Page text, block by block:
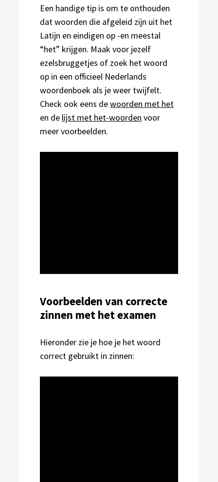
Een handige tip is om te onthouden
dat woorden die afgeleid zijn uit het
Latijn en eindigen op -en meestal
“het” krijgen. Maak voor jezelf
ezelsbruggetjes of zoek het woord
op in een officieel Nederlands
woordenboek als je weer twijfelt.
Check ook eens dewoorden met het
en de lijst met het-woorden voor
meer voorbeelden.
Voorbeelden van correcte
zinnen met het examen
Hieronder zie je hoe je het woord
correct gebruikt in zinnen: